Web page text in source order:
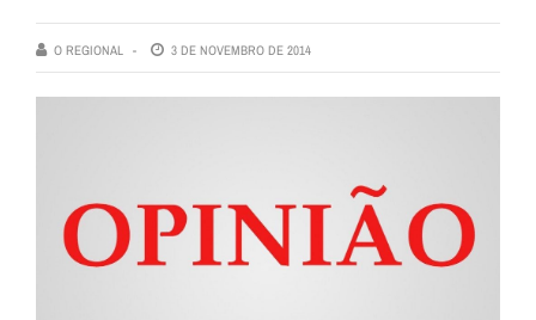
O REGIONAL 3 DE NOVEMBRO DE 2014